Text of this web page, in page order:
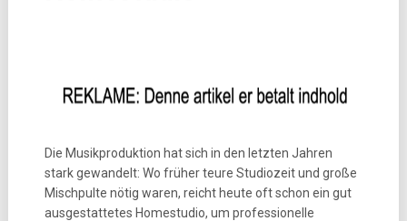
Die Musikproduktion hat sich in den letzten Jahren
stark gewandelt: Wo früher teure Studiozeit und große
Mischpulte nötig waren, reicht heute oft schon ein gut
ausgestattetes Homestudio, um professionelle